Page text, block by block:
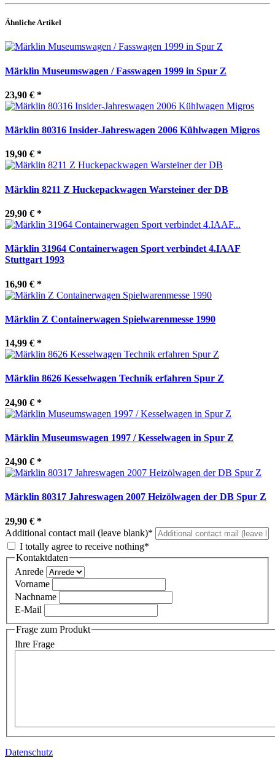
Ähnliche Artikel
Märklin Museumswagen / Fasswagen 1999 in Spur Z
23,90 € *
Märklin 80316 Insider-Jahreswagen 2006 Kühlwagen Migros
19,90 € *
Märklin 8211 Z Huckepackwagen Warsteiner der DB
29,90 € *
Märklin 31964 Containerwagen Sport verbindet 4.IAAF
Stuttgart 1993
16,90 € *
Märklin Z Containerwagen Spielwarenmesse 1990
14,99 € *
Märklin 8626 Kesselwagen Technik erfahren Spur Z
24,90 € *
Märklin Museumswagen 1997 / Kesselwagen in Spur Z
24,90 € *
Märklin 80317 Jahreswagen 2007 Heizölwagen der DB Spur Z
29,90 € *
Additional contact mail (leave blank)*
I totally agree to receive nothing*
Kontaktdaten
Anrede
Vorname
Nachname
E-Mail
Frage zum Produkt
Ihre Frage
Datenschutz